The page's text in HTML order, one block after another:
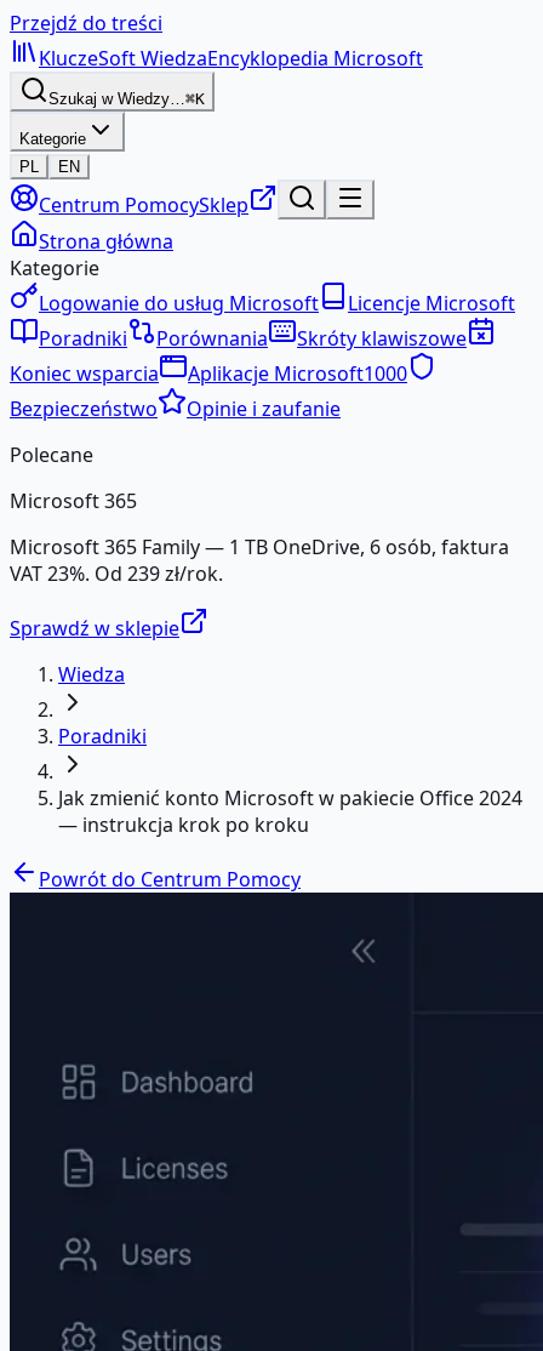
Przejdź do treści
KluczeSoftWiedzaEncyklopedia Microsoft
Szukaj w Wiedzy…⌘K
Kategorie
PL
EN
Centrum PomocySklep
Strona główna
Kategorie
Logowanie do usług Microsoft
Licencje Microsoft
Poradniki
Porównania
Skróty klawiszowe
Koniec wsparcia
Aplikacje Microsoft1000
Bezpieczeństwo
Opinie i zaufanie
Polecane
Microsoft 365
Microsoft 365 Family — 1 TB OneDrive, 6 osób, faktura
VAT 23%. Od 239 zł/rok.
Sprawdź w sklepie
Wiedza
Poradniki
Jak zmienić konto Microsoft w pakiecie Office 2024
— instrukcja krok po kroku
Powrót do Centrum Pomocy